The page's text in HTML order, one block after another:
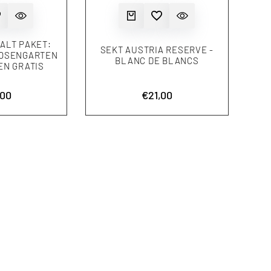
PAKET:
GRATIS
SEKT AUSTRIA RESERVE -
BLANC DE BLANCS
Aktionspreis
€21,00